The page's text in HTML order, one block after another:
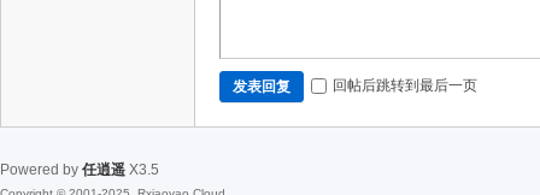
发表回复 回帖后跳转到最后一页
Powered by 任逍遥 X3.5